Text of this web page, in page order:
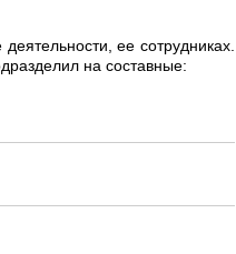
ее сотрудниках.
на составные: